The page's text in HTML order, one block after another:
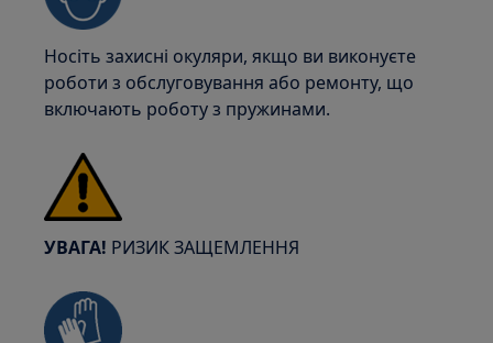
Носіть захисні окуляри, якщо ви виконуєте
роботи з обслуговування або ремонту, що
включають роботу з пружинами.
УВАГА! РИЗИК ЗАЩЕМЛЕННЯ